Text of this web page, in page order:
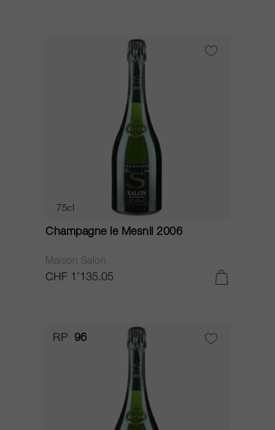
75cl
Champagne le Mesnil 2006
Maison Salon
CHF 1’135.05
RP 96